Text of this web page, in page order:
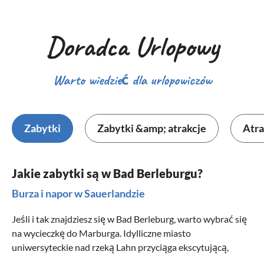
Doradca Urlopowy
Warto wiedzieć dla urlopowiczów
Zabytki Zabytki &amp; atrakcje
Jakie zabytki są w Bad Berleburgu?
Burza i napor w Sauerlandzie
Jeśli i tak znajdziesz się w Bad Berleburg, warto wybrać się
na wycieczkę do Marburga. Idylliczne miasto
uniwersyteckie nad rzeką Lahn przyciąga ekscytującą,